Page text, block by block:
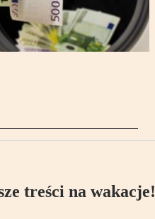
treści na wakacje!